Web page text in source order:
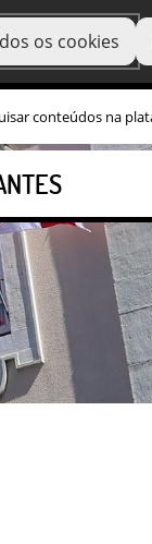
os cookies